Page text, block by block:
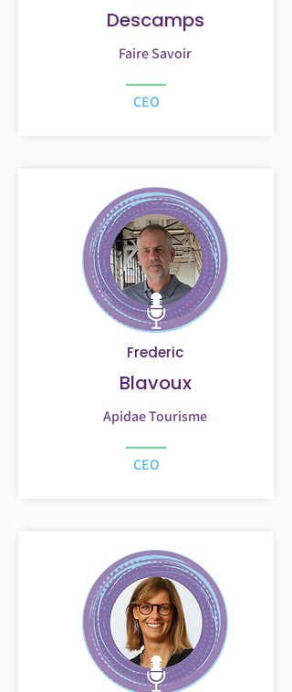
Descamps
Faire Savoir
CEO
Frederic
Blavoux
Apidae Tourisme
CEO